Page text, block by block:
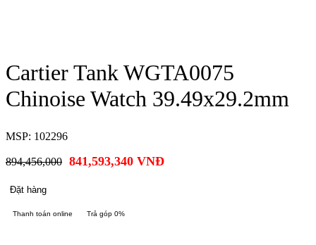
Cartier Tank WGTA0075
Chinoise Watch 39.49x29.2mm
MSP: 102296
894,456,000 841,593,340 VNĐ
Đặt hàng
Thanh toán online Trả góp 0%